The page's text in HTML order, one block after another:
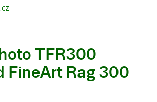
TFR300
FineArt Rag 300